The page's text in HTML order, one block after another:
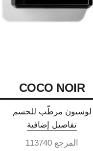
COCO NOIR
لوسيون مرطّب للجسم
تفاصيل إضافية
المرجع 113740